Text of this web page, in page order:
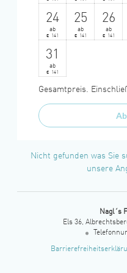
Dusche,
WC: 3 m²,
24
ab
€ 141
25
ab
€ 141
26
ab
€ 141
31
ab
€ 141
Gesamtpreis.
Nicht gefunden was Sie
unsere
Nagl´s
Els 36